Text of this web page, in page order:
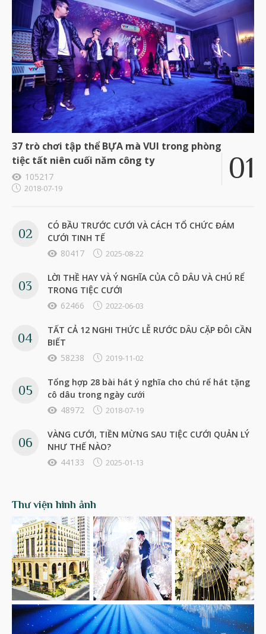
37 trò chơi tập thể BỰA mà VUI trong phòng
tiệc tất niên cuối năm công ty
105217
2018-07-19
CÓ BẦU TRƯỚC CƯỚI VÀ CÁCH TỔ CHỨC ĐÁM
CƯỚI TINH TẾ
80417
2025-08-22
LỜI THỀ HAY VÀ Ý NGHĨA CỦA CÔ DÂU VÀ CHÚ RỂ
TRONG TIỆC CƯỚI
62466
2022-06-03
TẤT CẢ 12 NGHI THỨC LỄ RƯỚC DÂU CẶP ĐÔI CẦN
BIẾT
58238
2019-11-02
Tổng hợp 28 bài hát ý nghĩa cho chú rể hát tặng
cô dâu trong ngày cưới
48972
2018-07-19
VÀNG CƯỚI, TIỀN MỪNG SAU TIỆC CƯỚI QUẢN LÝ
NHƯ THẾ NÀO?
44133
2025-01-13
Thư viện hình ảnh